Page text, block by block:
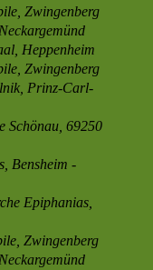
Zwingenberg
Heppenheim
Zwingenberg
Prinz-Carl-
69250
Bensheim -
Epiphanias,
Zwingenberg